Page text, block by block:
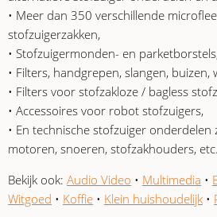
• Meer dan 350 verschillende
stofzuigerzakken,
• Stofzuigermonden- en
• Filters, handgrepen, slangen, buizen,
• Filters voor stofzakloze / bagless
• Accessoires voor robot stofzuigers,
• En technische stofzuiger onderdelen
motoren, snoeren, stofzakhouders, etc.
Bekijk ook: Audio Video • Multimedia •
Witgoed • Koffie • Klein huishoudelijk •